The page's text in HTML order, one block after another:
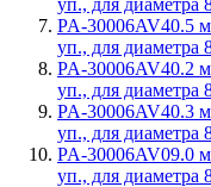
уп., для
PA-30006AV40.5
уп., для
PA-30006AV40.2
уп., для
PA-30006AV40.3
уп., для
PA-30006AV09.0
уп., для